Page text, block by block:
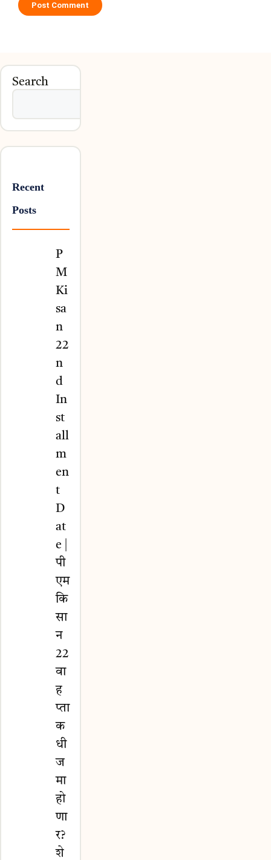
Search
Recent
Posts
P
M
Ki
sa
n
22
n
d
In
st
all
m
en
t
D
at
e |
पी
एम
कि
सा
न
22
वा
ह
प्ता
क
धी
ज
मा
हो
णा
र?
शे